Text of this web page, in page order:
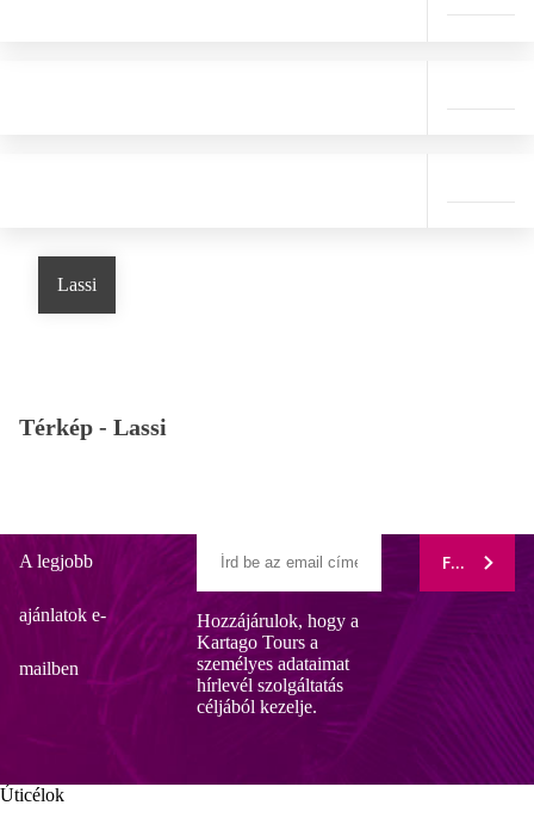
Lassi
Térkép - Lassi
A legjobb
ajánlatok e-
mailben
Hozzájárulok, hogy a
Kartago Tours a
személyes adataimat
hírlevél szolgáltatás
céljából kezelje.
Úticélok